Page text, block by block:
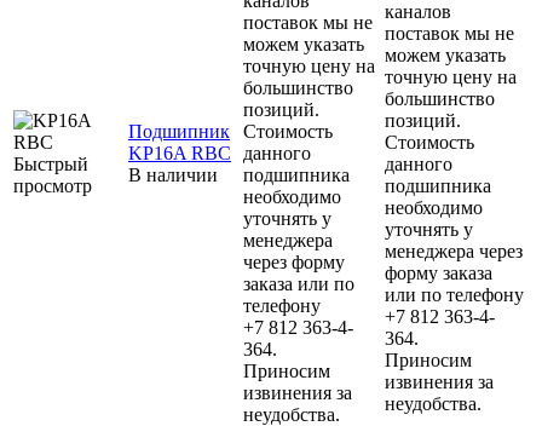
Быстрый
просмотр
Подшипник
KP16A RBC
В наличии
поставок мы не
можем указать
точную цену на
большинство
позиций.
Стоимость
данного
подшипника
необходимо
уточнять у
менеджера
через форму
заказа или по
телефону
+7 812 363-4-
364.
Приносим
извинения за
неудобства.
каналов
поставок мы не
можем указать
точную цену на
большинство
позиций.
Стоимость
данного
подшипника
необходимо
уточнять у
менеджера через
форму заказа
или по телефону
+7 812 363-4-
364.
Приносим
извинения за
неудобства.